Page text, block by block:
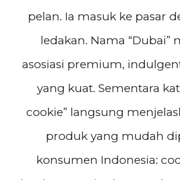
pelan. Ia masuk ke pasar
ledakan. Nama “Dubai”
asosiasi premium,
yang kuat. Sementara
cookie” langsung
produk yang mudah
konsumen Indonesia: